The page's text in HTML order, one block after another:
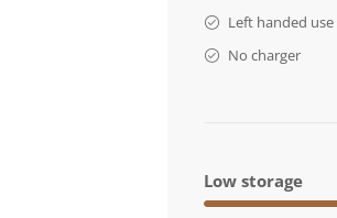
Left handed
No charger
Low storage